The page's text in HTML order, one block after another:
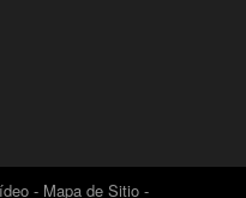
- Mapa de Sitio -